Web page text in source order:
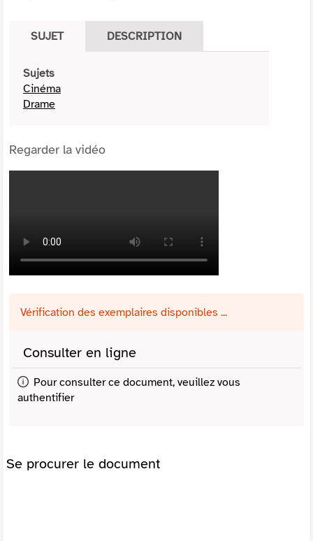
SUJET DESCRIPTION
Sujets
Cinéma
Drame
Regarder la vidéo
Vérification des exemplaires disponibles ...
Consulter en ligne
Pour consulter ce document, veuillez vous
authentifier
Se procurer le document